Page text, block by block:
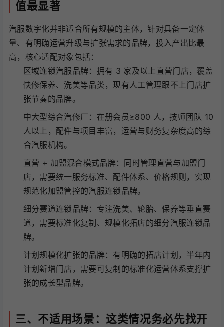
值最显著
汽服数字化并非适合所有规模的主体，针对具备一定体
量、有明确运营升级与扩张需求的品牌，投入产出比最
高，核心适配对象包括：
区域连锁汽服品牌：拥有 3 家及以上直营门店，覆盖
快修保养、洗美等品类，现有人工管理跟不上门店扩
张节奏的品牌。
中大型综合汽修厂：在册会员≥800 人，技师团队 10
人以上，配件与项目丰富，运营与财务复杂度高的综
合汽服机构。
直营 + 加盟混合模式品牌：同时管理直营与加盟门
店，需要统一服务标准、配件体系、价格规则，实现
规范化加盟管控的汽服连锁品牌。
细分赛道连锁品牌：专注洗美、轮胎、保养等垂直赛
道，需要标准化复制、规模化拓店的细分汽服连锁品
牌。
计划规模化扩张的品牌：有明确的拓店计划，半年内
计划新增门店，需要可复制的标准化运营体系支撑扩
张的成长型品牌。
三、不适用场景：这类情况务必先找开